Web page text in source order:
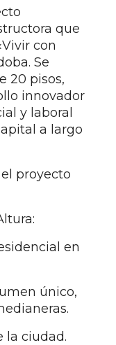
que
con
Se
20 pisos,
innovador
y laboral
a largo
proyecto
en
único,
la ciudad.